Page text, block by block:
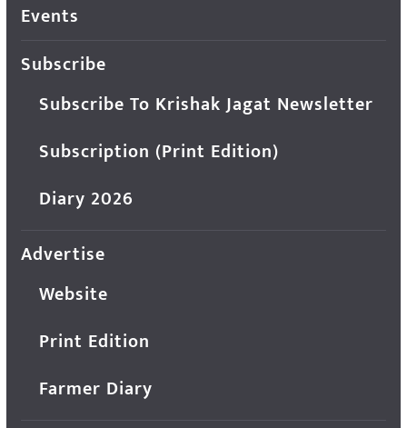
Events
Subscribe
Subscribe To Krishak Jagat Newsletter
Subscription (Print Edition)
Diary 2026
Advertise
Website
Print Edition
Farmer Diary